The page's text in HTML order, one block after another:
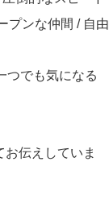
プンな仲間 / 自由
つでも気になる
伝えしていま